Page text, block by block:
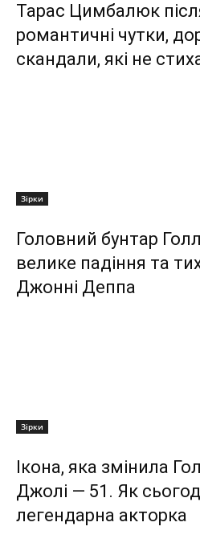
Тарас Цимбалюк
романтичні чутки,
скандали, які не
Зірки
Головний бунтар
велике падіння та
Джонні Деппа
Зірки
Ікона, яка змінила
Джолі — 51. Як
легендарна акторка